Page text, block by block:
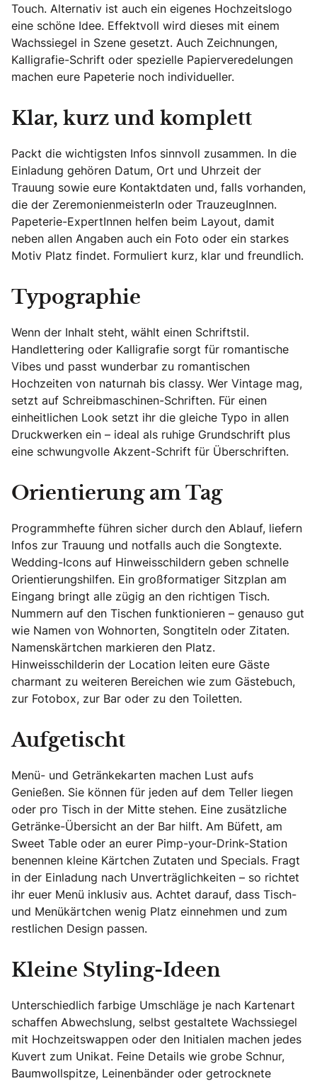
Touch. Alternativ ist auch ein eigenes Hochzeitslogo
eine schöne Idee. Effektvoll wird dieses mit einem
Wachssiegel in Szene gesetzt. Auch Zeichnungen,
Kalligrafie-Schrift oder spezielle Papierveredelungen
machen eure Papeterie noch individueller.
Klar, kurz und komplett
Packt die wichtigsten Infos sinnvoll zusammen. In die
Einladung gehören Datum, Ort und Uhrzeit der
Trauung sowie eure Kontaktdaten und, falls vorhanden,
die der ZeremonienmeisterIn oder TrauzeugInnen.
Papeterie-ExpertInnen helfen beim Layout, damit
neben allen Angaben auch ein Foto oder ein starkes
Motiv Platz findet. Formuliert kurz, klar und freundlich.
Typographie
Wenn der Inhalt steht, wählt einen Schriftstil.
Handlettering oder Kalligrafie sorgt für romantische
Vibes und passt wunderbar zu romantischen
Hochzeiten von naturnah bis classy. Wer Vintage mag,
setzt auf Schreibmaschinen-Schriften. Für einen
einheitlichen Look setzt ihr die gleiche Typo in allen
Druckwerken ein – ideal als ruhige Grundschrift plus
eine schwungvolle Akzent-Schrift für Überschriften.
Orientierung am Tag
Programmhefte führen sicher durch den Ablauf, liefern
Infos zur Trauung und notfalls auch die Songtexte.
Wedding-Icons auf Hinweisschildern geben schnelle
Orientierungshilfen. Ein großformatiger Sitzplan am
Eingang bringt alle zügig an den richtigen Tisch.
Nummern auf den Tischen funktionieren – genauso gut
wie Namen von Wohnorten, Songtiteln oder Zitaten.
Namenskärtchen markieren den Platz.
Hinweisschilderin der Location leiten eure Gäste
charmant zu weiteren Bereichen wie zum Gästebuch,
zur Fotobox, zur Bar oder zu den Toiletten.
Aufgetischt
Menü- und Getränkekarten machen Lust aufs
Genießen. Sie können für jeden auf dem Teller liegen
oder pro Tisch in der Mitte stehen. Eine zusätzliche
Getränke-Übersicht an der Bar hilft. Am Büfett, am
Sweet Table oder an eurer Pimp-your-Drink-Station
benennen kleine Kärtchen Zutaten und Specials. Fragt
in der Einladung nach Unverträglichkeiten – so richtet
ihr euer Menü inklusiv aus. Achtet darauf, dass Tisch-
und Menükärtchen wenig Platz einnehmen und zum
restlichen Design passen.
Kleine Styling-Ideen
Unterschiedlich farbige Umschläge je nach Kartenart
schaffen Abwechslung, selbst gestaltete Wachssiegel
mit Hochzeitswappen oder den Initialen machen jedes
Kuvert zum Unikat. Feine Details wie grobe Schnur,
Baumwollspitze, Leinenbänder oder getrocknete